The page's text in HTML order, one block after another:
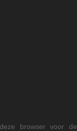
browser voor de